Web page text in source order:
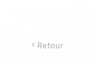
Retour